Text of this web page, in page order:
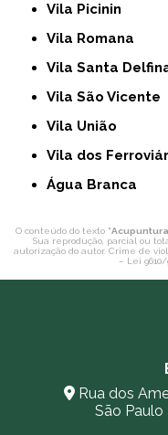
Vila Picinin
Vila Romana
Vila Santa
Vila São Vicente
Vila União
Vila dos
Água Branca
O conteúdo do texto "
Sua reprodução, parcial ou
autorização do autor. Crime de
– Lei
Rua dos
São Paulo